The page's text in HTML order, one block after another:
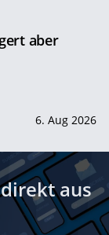
aber
6. Aug 2026
aus